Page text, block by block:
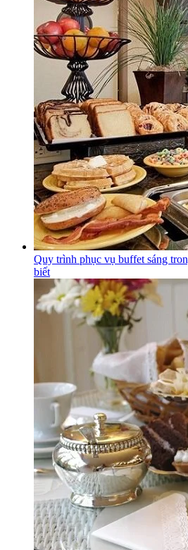
Quy trình phục vụ buffet sáng
biết